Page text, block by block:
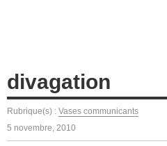
divagation
Rubrique(s) : Vases communicants
5 novembre, 2010